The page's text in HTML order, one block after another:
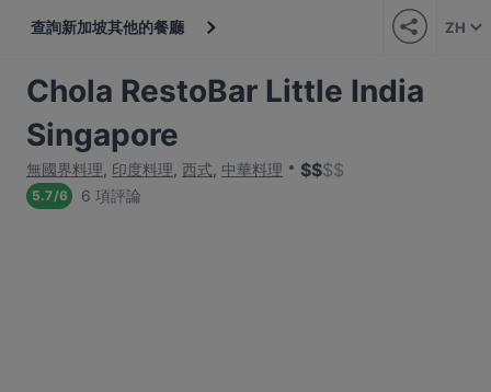
查詢新加坡其他的餐廳 ZH
Chola RestoBar Little India
Singapore
無國界料理, 印度料理, 西式, 中華料理 $$$$
5.7/6 6 項評論